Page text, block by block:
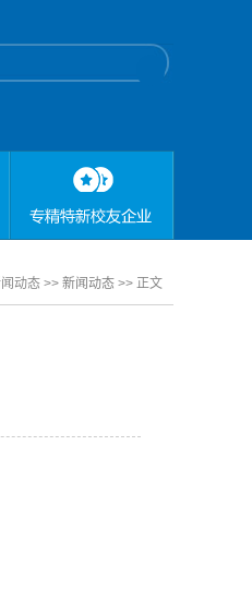
动态 >> 新闻动态 >> 正文